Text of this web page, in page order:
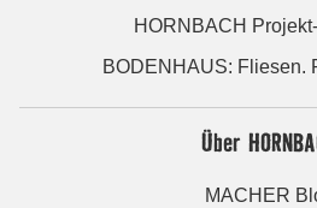
HORNBACH
BODENHAUS: Fliesen.
Über
MACHER